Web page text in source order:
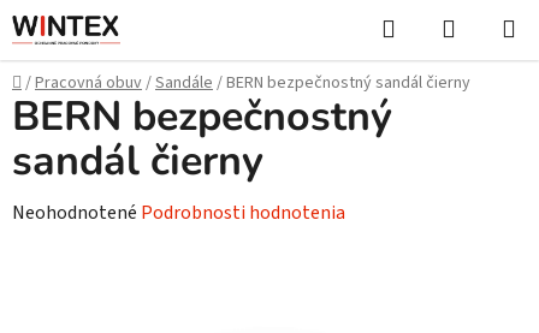
Prejsť
na
obsah
Hľadať
KOŠÍK
Domov
/Pracovná obuv/Sandále/BERN bezpečnostný sandál čierny
BERN bezpečnostný
sandál čierny
Priemerné
Neohodnotené Podrobnosti hodnotenia